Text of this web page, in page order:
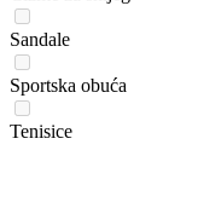
Sandale
Sportska obuća
Tenisice